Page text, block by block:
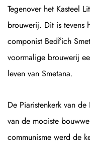
Tegenover het Kasteel
brouwerij. Dit is tevens
componist Bedřich
voormalige brouwerij
leven van Smetana.
De Piaristenkerk van
van de mooiste
communisme werd de